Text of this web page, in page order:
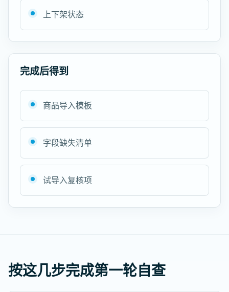
上下架状态
完成后得到
商品导入模板
字段缺失清单
试导入复核项
按这几步完成第一轮自查